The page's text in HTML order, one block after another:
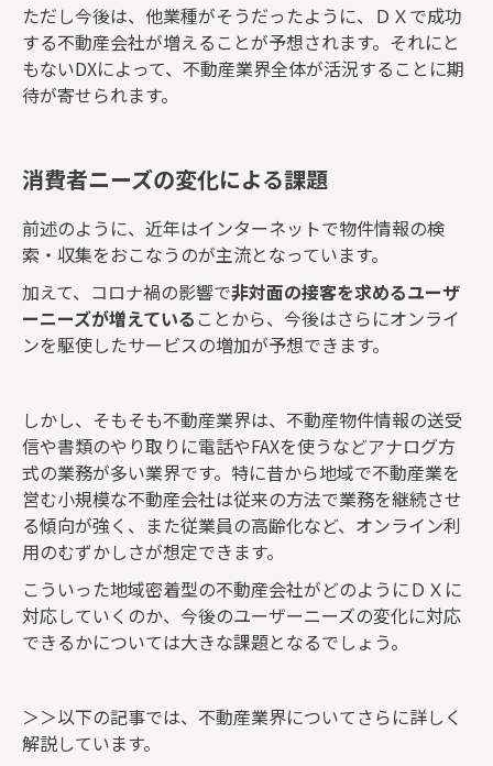
ただし今後は、他業種がそうだったように、ＤＸで成功
する不動産会社が増えることが予想されます。それにと
もないDXによって、不動産業界全体が活況することに期
待が寄せられます。
消費者ニーズの変化による課題
前述のように、近年はインターネットで物件情報の検
索・収集をおこなうのが主流となっています。
加えて、コロナ禍の影響で非対面の接客を求めるユーザ
ーニーズが増えている ことから、今後はさらにオンライ
ンを駆使したサービスの増加が予想できます。
しかし、そもそも不動産業界は、不動産物件情報の送受
信や書類のやり取りに電話やFAXを使うなどアナログ方
式の業務が多い業界です。特に昔から地域で不動産業を
営む小規模な不動産会社は従来の方法で業務を継続させ
る傾向が強く、また従業員の高齢化など、オンライン利
用のむずかしさが想定できます。
こういった地域密着型の不動産会社がどのようにＤＸに
対応していくのか、今後のユーザーニーズの変化に対応
できるかについては大きな課題となるでしょう。
＞＞以下の記事では、不動産業界についてさらに詳しく
解説しています。